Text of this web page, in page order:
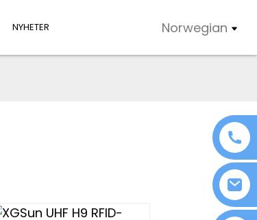
NYHETER Norwegian